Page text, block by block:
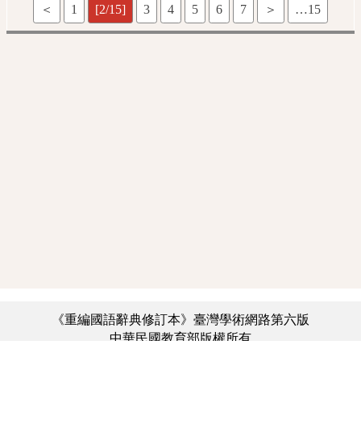
＜ 1 [2/15] 3 4 5 6 7 ＞ …15
《重編國語辭典修訂本》臺灣學術網路第六版
中華民國教育部版權所有